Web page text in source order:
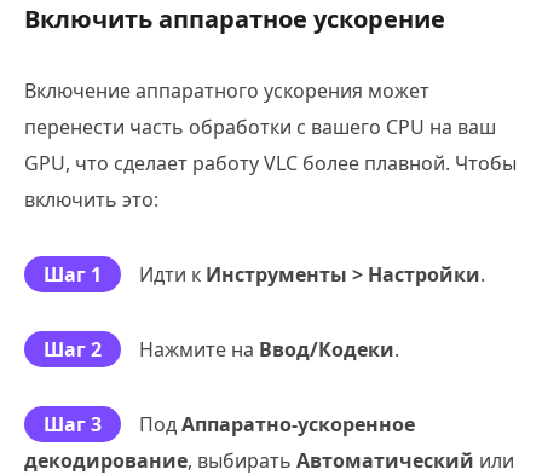
Включить аппаратное ускорение
Включение аппаратного ускорения может
перенести часть обработки с вашего CPU на ваш
GPU, что сделает работу VLC более плавной. Чтобы
включить это:
Шаг 1 Идти к Инструменты > Настройки.
Шаг 2 Нажмите на Ввод/Кодеки.
Шаг 3 ПодАппаратно-ускоренное
декодирование, выбирать Автоматический или